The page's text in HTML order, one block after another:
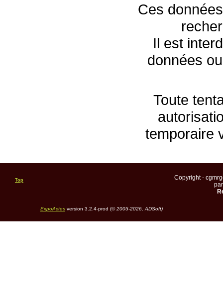
Ces
Il est
données
Toute
temporaire
Top
Copyright -
ExpoActesversion 3.2.4-prod (©2005-2026, ADSoft)